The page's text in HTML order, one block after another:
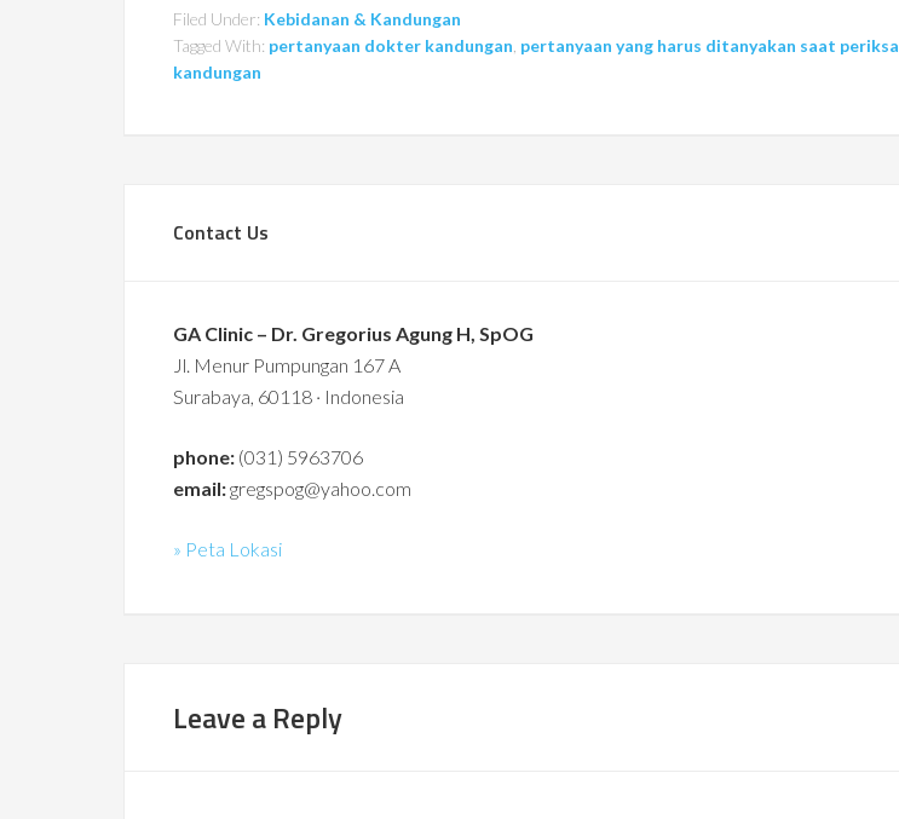
Filed Under: Kebidanan & Kandungan
Tagged With: pertanyaan dokter kandungan pertanyaan yang harus ditanyakan saat periksa
kandungan
Contact Us
GA Clinic – Dr. Gregorius Agung H, SpOG
Jl. Menur Pumpungan 167 A
Surabaya, 60118 · Indonesia
phone: (031) 5963706
email:gregspog@yahoo.com
» Peta Lokasi
Leave a Reply